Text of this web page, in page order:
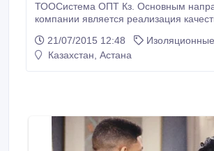
ТООСистема ОПТ Кз. Основным
компании является реализация
официальными дистрибьюторами
«URSA Eurasia» > ТОО «PG KZ» ТМ
теплоизоляцией марки ПЕНОПЛЕК С >
Комплексной защитой, паро-влагоизоляцией марки
ТЕХНОХАУТ > И полным перечнем
21/07/2015 12:48
Казахстан, Астана